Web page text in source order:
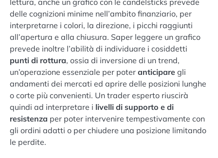
lettura, anche un grafico con le candelsticks prevede
delle cognizioni minime nell’ambito finanziario, per
interpretarne i colori, la direzione, i picchi raggiunti
all’apertura e alla chiusura. Saper leggere un grafico
prevede inoltre l’abilità di individuare i cosiddetti
punti di rottura, ossia di inversione di un trend,
un’operazione essenziale per poter anticipare gli
andamenti dei mercati ed aprire delle posizioni lunghe
o corte più convenienti. Un trader esperto riuscirà
quindi ad interpretare i livelli di supporto e di
resistenza per poter intervenire tempestivamente con
gli ordini adatti o per chiudere una posizione limitando
le perdite.